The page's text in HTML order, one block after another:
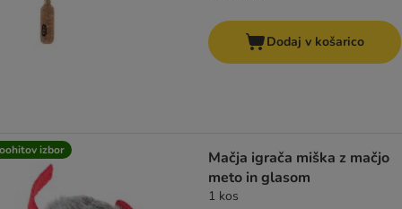
Dodaj v košarico
izbor
Mačja igrača miška z mačjo
meto in glasom
1 kos